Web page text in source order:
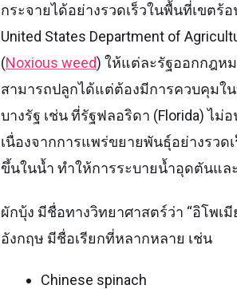
กระจายได้อย่างรวดเร็วในพื้นที่เขตร้
United States Department of
(Noxious weed) ให้แต่ละรัฐออกกฎห
สามารถปลูกได้แต่ต้องมีการควบคุมใ
บางรัฐ เช่น ที่รัฐฟลอริดา (Florida) ไ
เนื่องจากการแพร่ขยายพันธุ์อย่างรว
ขึ้นในน้ำ ทำให้การระบายน้ำอุดตันแล
ผักบุ้ง มีชื่อทางวิทยาศาสตร์ว่า “อิโพเ
อังกฤษ มีชื่อเรียกที่หลากหลาย เช่น
Chinese spinach